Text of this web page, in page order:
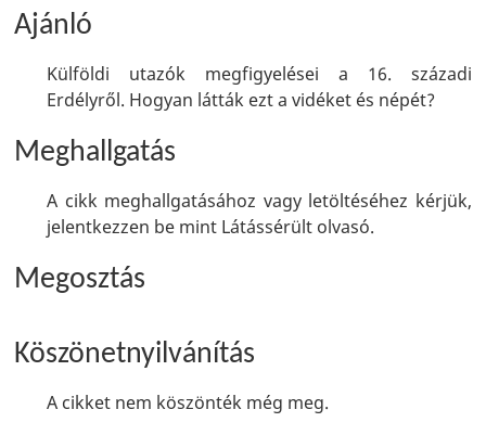
Ajánló
Külföldi utazók megfigyelései a 16. századi
Erdélyről. Hogyan látták ezt a vidéket és népét?
Meghallgatás
A cikk meghallgatásához vagy letöltéséhez kérjük,
jelentkezzen be mint Látássérült olvasó.
Megosztás
Köszönetnyilvánítás
A cikket nem köszönték még meg.